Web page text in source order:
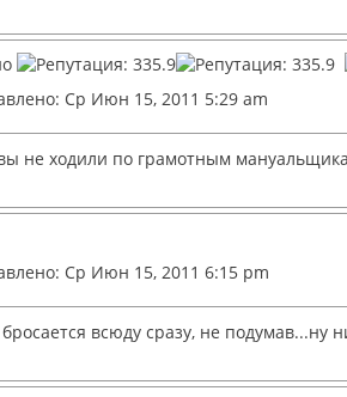
Ср Июн 15, 2011 5:29 am
не ходили по грамотным
Ср Июн 15, 2011 6:15 pm
всюду сразу, не